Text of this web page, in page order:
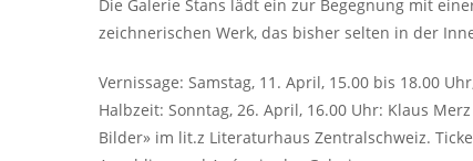
Die Galerie Stans lädt ein zur Begegnung mit
zeichnerischen Werk, das bisher selten in der
Vernissage: Samstag, 11. April, 15.00 bis 18.00
Halbzeit: Sonntag, 26. April, 16.00 Uhr: Klaus
Bilder» im lit.z Literaturhaus Zentralschweiz.